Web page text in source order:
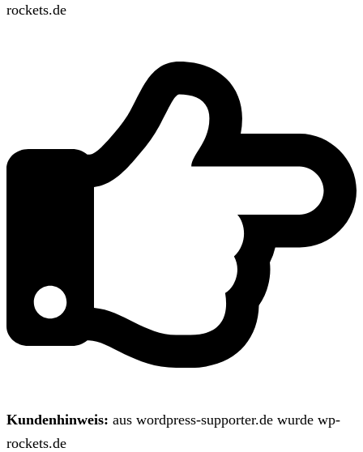
rockets.de
Kundenhinweis: aus wordpress-supporter.de wurde wp-
rockets.de